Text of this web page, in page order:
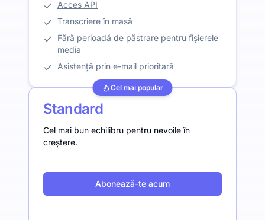
Acces API
Transcriere în masă
Fără perioadă de păstrare pentru fișierele
media
Asistență prin e-mail prioritară
Cel mai popular
Standard
Cel mai bun echilibru pentru nevoile în
creștere.
Abonează-te acum